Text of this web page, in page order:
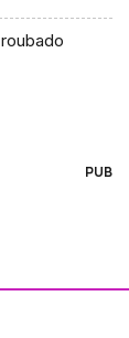
PUB